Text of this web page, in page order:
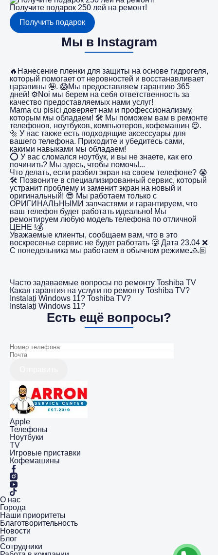
Получите подарок 250 лей на ремонт!
Получить подарок
Мы в Instagram
🔥Нанесение пленки для защиты на основе гидрогеля,
который помогает от неровностей и восстанавливает
царапины 🤪. 😱Мы предоставляем гарантию 365
дней! ⚙️Noi мы берем на себя ответственность за
качество предоставляемых нами услуг!
Mama cu pisici доверяет нам и профессионализму,
которым мы обладаем! 🛠️ Мы поможем вам в ремонте
телефонов, ноутбуков, компьютеров, кофемашин 😍.
🔩 У нас также есть подходящие аксессуары для
вашего телефона. Приходите и убедитесь сами,
какими навыками мы обладаем!
⭕️ У вас сломался ноутбук, и вы не знаете, как его
починить? Мы здесь, чтобы помочь!...
Что делать, если разбил экран на своем телефоне? 😭
🛠️ Позвоните в специализированный сервис, который
устранит проблему и заменит экран на новый и
оригинальный! 😎 Мы работаем только с
ОРИГИНАЛЬНЫМИ запчастями и гарантируем, что
ваш телефон будет работать идеально! Мы
ремонтируем любую модель телефона по отличной
ЦЕНЕ !💰
Уважаемые клиенты, сообщаем вам, что в это
воскресенье сервис не будет работать 🥲 Дата 23.04 ❌
С понедельника мы работаем в обычном режиме.🙏🏻
Часто задаваемые вопросы по ремонту Toshiba TV
Какая гарантия на услуги по ремонту Toshiba TV?
Instalați Windows 11? Toshiba TV?
Instalați Windows 11?
Есть ещё вопросы?
Apple
Телефоны
Ноутбуки
TV
Игровые приставки
Кофемашины
О нас
Города
Наши приоритеты
Благотворительность
Новости
Блог
Сотрудники